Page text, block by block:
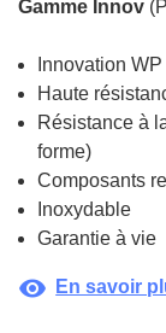
Gamme Innov
Innovation
Haute
Résistance à
forme)
Composants
Inoxydable
Garantie à vie
visibility En savoir